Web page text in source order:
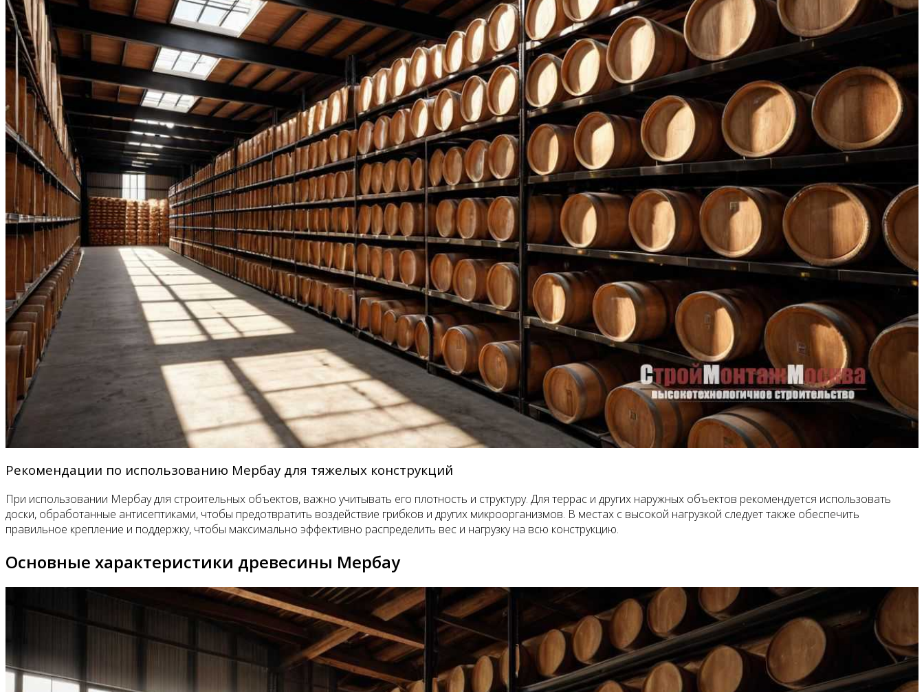
Рекомендации по использованию Мербау для тяжелых конструкций
При использовании Мербау для строительных объектов, важно учитывать его плотность и структуру. Для террас и других наружных объектов рекомендуется использовать
доски, обработанные антисептиками, чтобы предотвратить воздействие грибков и других микроорганизмов. В местах с высокой нагрузкой следует также обеспечить
правильное крепление и поддержку, чтобы максимально эффективно распределить вес и нагрузку на всю конструкцию.
Основные характеристики древесины Мербау